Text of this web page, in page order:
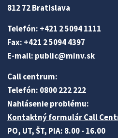
812 72 Bratislava
Telefón: +421 2 5094 1111
Fax: +421 2 5094 4397
E-mail: public@minv.sk
Call centrum:
Telefón: 0800 222 222
Nahlásenie problému:
Kontaktný formulár Call
PO, UT, ŠT, PIA: 8.00 - 16.00